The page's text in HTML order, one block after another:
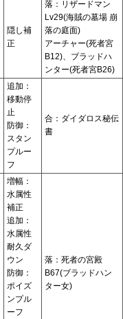
隠し補
正
落：リザードマン
Lv29(海賊の墓場 崩
落の庭面)
アーチャー(死者宮
B12)、ブラッドハ
ンター(死者宮B26)
追加：
移動停
止
防御：
スタン
プルー
フ
合：ダイダロス秘伝
書
増幅：
水属性
補正
追加：
水属性
耐久ダ
ウン
防御：
ポイズ
ンプル
ーフ
落：死者の宮殿
B67(ブラッドハン
ター女)